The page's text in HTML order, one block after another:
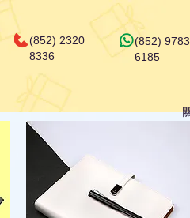
(852) 2320
8336
(852) 9783
6185